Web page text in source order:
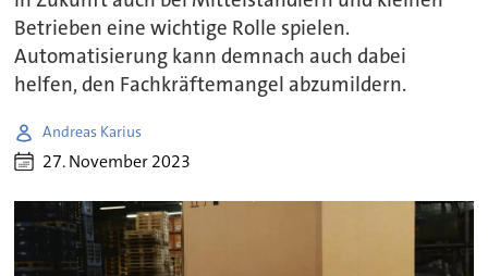
Betrieben eine wichtige Rolle spielen.
Automatisierung kann demnach auch dabei
helfen, den Fachkräftemangel abzumildern.
Andreas Karius
27. November 2023